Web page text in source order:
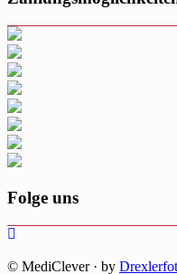
Folge uns
© MediClever · by